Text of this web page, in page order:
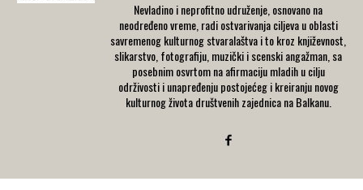
Nevladino i neprofitno udruženje, osnovano na
neodređeno vreme, radi ostvarivanja ciljeva u oblasti
savremenog kulturnog stvaralaštva i to kroz književnost,
slikarstvo, fotografiju, muzički i scenski angažman, sa
posebnim osvrtom na afirmaciju mladih u cilju
održivosti i unapređenju postojećeg i kreiranju novog
kulturnog života društvenih zajednica na Balkanu.